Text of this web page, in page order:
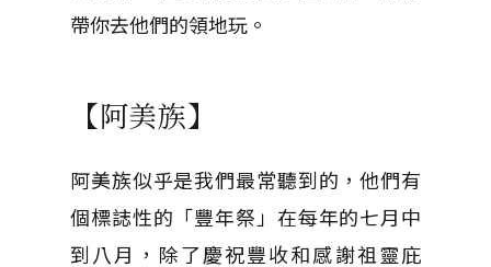
帶你去他們的領地玩。
【阿美族】
阿美族似乎是我們最常聽到的，他們有
個標誌性的「豐年祭」在每年的七月中
到八月，除了慶祝豐收和感謝祖靈庇